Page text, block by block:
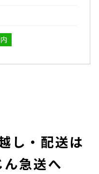
し・配送は
急送へ